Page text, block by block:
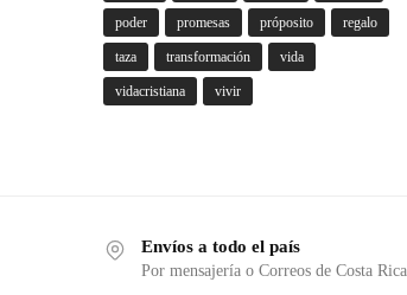
poder promesas próposito regalo
taza transformación vida
vidacristiana vivir
Envíos a todo el país
Por mensajería o Correos de Costa Rica